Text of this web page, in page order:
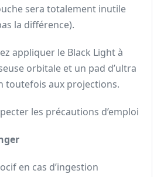
sera totalement inutile
la différence).
appliquer le Black Light à
orbitale et un pad d’ultra
toutefois aux projections.
les précautions d’emploi
en cas d’ingestion